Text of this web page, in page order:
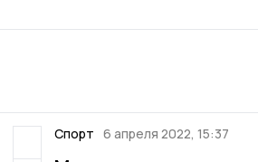
Спорт 6 апреля 2022, 15:37